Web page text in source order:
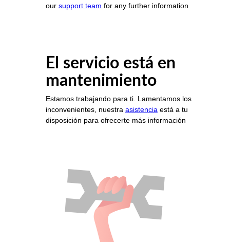
our support team for any further information
El servicio está en
mantenimiento
Estamos trabajando para ti. Lamentamos los
inconvenientes, nuestra asistencia está a tu
disposición para ofrecerte más información